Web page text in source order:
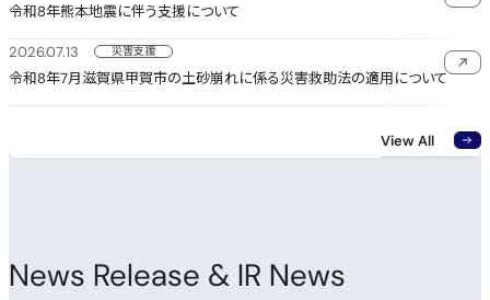
令和8年熊本地震に伴う支援について
2026.07.13 災害支援
令和8年7月滋賀県甲賀市の土砂崩れに係る災害救助法の適用についてOpen
View All
News Release & IR News